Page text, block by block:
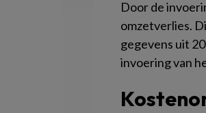
Door de
omzetverlies.
gegevens uit
invoering van